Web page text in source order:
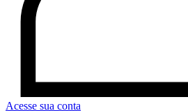
Acesse sua conta